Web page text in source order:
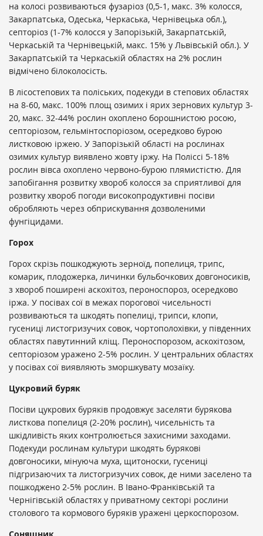
на колосі розвиваються фузаріоз (0,5-1, макс. 3% колосся,
Закарпатська, Одеська, Черкаська, Чернівецька обл.),
септоріоз (1-7% колосся у Запорізькій, Закарпатській,
Черкаській та Чернівецькій, макс. 15% у Львівській обл.). У
Закарпатській та Черкаській областях на 2% рослин
відмічено білоколосість.
В лісостепових та поліських, подекуди в степових областях
на 8-60, макс. 100% площ озимих і ярих зернових культур 3-
20, макс. 32-44% рослин охоплено борошнистою росою,
септоріозом, гельмінтоспоріозом, осередково бурою
листковою іржею. У Запорізькій області на рослинах
озимих культур виявлено жовту іржу. На Поліссі 5-18%
рослин вівса охоплено червоно-бурою плямистістю. Для
запобігання розвитку хвороб колосся за сприятливої для
розвитку хвороб погоди високопродуктивні посіви
обробляють через обприскування дозволеними
фунгіцидами.
Горох
Горох скрізь пошкоджують зерноїд, попелиця, трипс,
комарик, плодожерка, личинки бульбочкових довгоносиків,
з хвороб поширені аскохітоз, пероноспороз, осередково
іржа. У посівах сої в межах порогової чисельності
розвиваються та шкодять попелиці, трипси, клопи,
гусениці листогризучих совок, чортополохівки, у південних
областях павутинний кліщ. Пероноспорозом, аскохітозом,
септоріозом уражено 2-5% рослин. У центральних областях
у посівах сої виявляють зморшкувату мозаїку.
Цукровий буряк
Посіви цукрових буряків продовжує заселяти бурякова
листкова попелиця (2-20% рослин), чисельність та
шкідливість яких контролюється захисними заходами.
Подекуди рослинам культури шкодять бурякові
довгоносики, мінуюча муха, щитоноски, гусениці
підгризаючих та листогризучих совок, де ними заселено та
пошкоджено 2-5% рослин. В Івано-Франківській та
Чернігівській областях у приватному секторі рослини
столового та кормового буряків уражені церкоспорозом.